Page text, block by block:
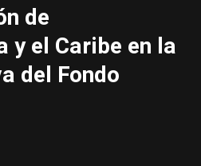
de
y el Caribe en la
del Fondo